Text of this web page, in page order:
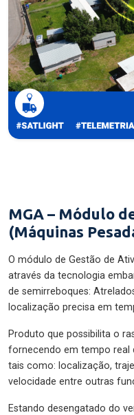
MGA – Módulo
(Máquinas
O módulo de Gestão de
através da tecnologia
de semirreboques:
localização precisa em
Produto que possibilita o
fornecendo em tempo real
tais como: localização,
velocidade entre outras
Estando desengatado do